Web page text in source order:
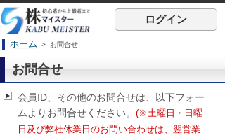
ログイン
ホーム > お問合せ
お問合せ
会員ID、その他のお問合せは、以下フォー
ムよりお問合せください。 (※土曜日・日曜
日及び弊社休業日のお問い合わせは、翌営業